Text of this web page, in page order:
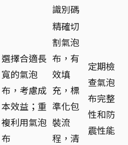
識別碼
選擇合適長
寬的氣泡
布，考慮成
本效益；重
複利用氣泡
布
精確切
割氣泡
布，有
效填
充，標
準化包
裝流
程，清
定期檢
查氣泡
布完整
性和防
震性能